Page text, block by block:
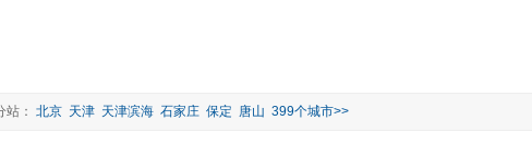
站： 北京 天津 天津滨海 石家庄 保定 唐山 399个城市>>